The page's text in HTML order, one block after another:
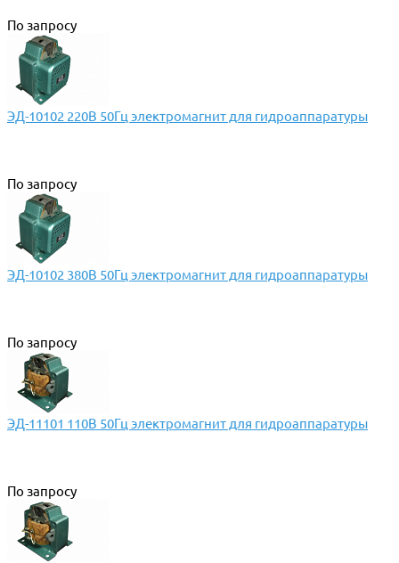
По запросу
ЭД-10102 220В 50Гц электромагнит для гидроаппаратуры
По запросу
ЭД-10102 380В 50Гц электромагнит для гидроаппаратуры
По запросу
ЭД-11101 110В 50Гц электромагнит для гидроаппаратуры
По запросу